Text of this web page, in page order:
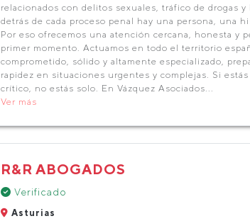
relacionados con delitos sexuales, tráfico de drogas
detrás de cada proceso penal hay una persona, una
Por eso ofrecemos una atención cercana, honesta y
primer momento. Actuamos en todo el territorio
comprometido, sólido y altamente especializado,
rapidez en situaciones urgentes y complejas. Si
crítico, no estás solo. En Vázquez Asociados...
Ver más
R&R ABOGADOS
Verificado
Asturias